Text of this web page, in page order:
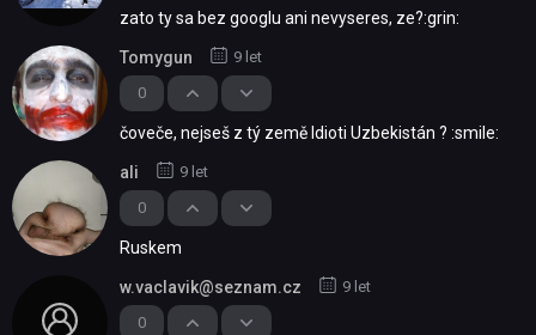
zato ty sa bez googlu ani nevyseres, ze?:grin:
0
Tomygun 9 let
čoveče, nejseš z tý země Idioti Uzbekistán ? :smile:
0
ali 9 let
Ruskem
0
w.vaclavik@seznam.cz 9 let